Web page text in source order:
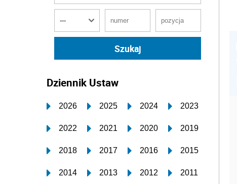
Dziennik Ustaw
2026 2025 2024 2023
2022 2021 2020 2019
2018 2017 2016 2015
2014 2013 2012 2011